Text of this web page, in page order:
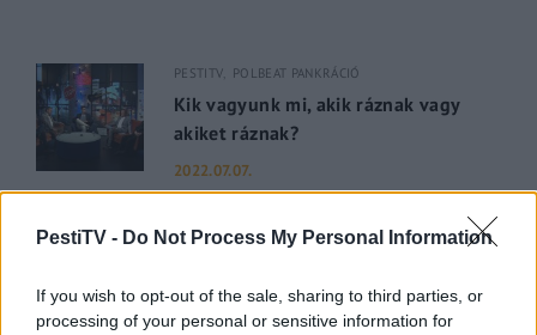
PestiTV - Do Not Process My Personal Information
If you wish to opt-out of the sale, sharing to third parties, or
processing of your personal or sensitive information for
PESTITV POLBEAT PANKRÁCIÓ
Kik vagyunk mi, akik ráznak vagy
akiket ráznak?
2022.07.07.
PESTI RIPORTER PESTITV
hiába a majomhimlő, a magyarok
utaznak